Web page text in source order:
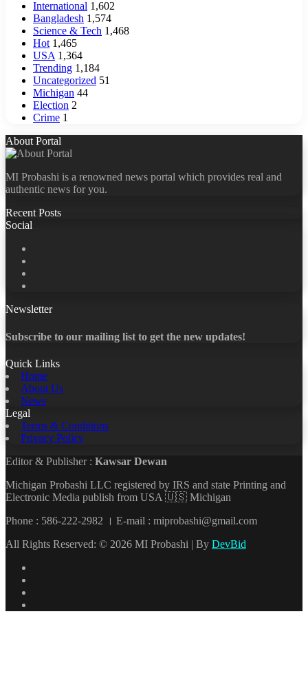
International 1,602
Bangladesh 1,574
Science & Tech 1,468
Hot 1,465
USA 1,364
Trending 1,184
Uncategorized 51
Michigan 44
Election 2
Crime 1
About Portal
MI Probashi is a renowned news portal which provides real and
authentic news for you.
Recent Posts
Social
Newsletter
Subscribe to our mailing list to get the new updates!
Quick Links
Home
About Us
News
Legal
Terms & Conditions
Privacy Policy
Editor & Publisher : Kawsar Dewan
Michigan Probashi LLC registered by IRS and state Printing and
Electronic Media publish from USA 🇺🇸 Michigan
Phone : 586-222-2982 । E-mail : miprobashi@gmail.com
All Rights Reserved: © 2026 MI Probashi | By DevBid